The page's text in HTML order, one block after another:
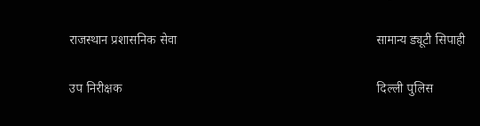
राजस्थान प्रशासनिक सेवा
उप निरीक्षक
सामान्य ड्यूटी सिपाही
दिल्ली पुलिस